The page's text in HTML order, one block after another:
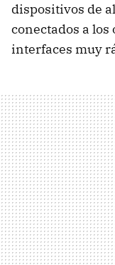
dispositivos de
conectados a
interfaces muy